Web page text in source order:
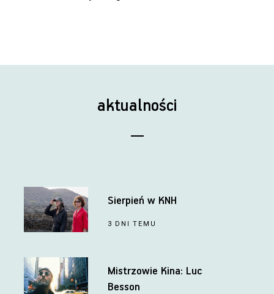
aktualności
Sierpień w KNH
3 DNI TEMU
Mistrzowie Kina: Luc
Besson